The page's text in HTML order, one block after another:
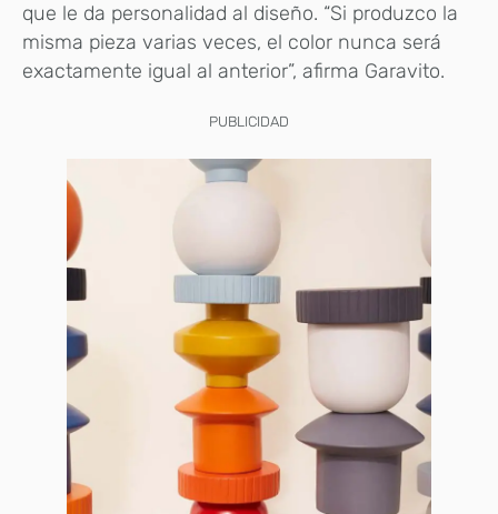
que le da personalidad al diseño. “Si produzco la
misma pieza varias veces, el color nunca será
exactamente igual al anterior”, afirma Garavito.
PUBLICIDAD